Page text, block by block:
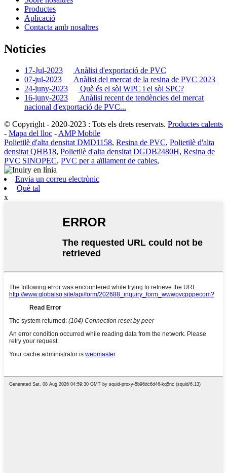
Productes
Aplicació
Contacta amb nosaltres
Notícies
17-Jul-2023
Anàlisi d'exportació de PVC
07-jul-2023
Anàlisi del mercat de la resina de PVC 2023
24-juny-2023
Què és el sòl WPC i el sòl SPC?
16-juny-2023
Anàlisi recent de tendències del mercat
nacional d'exportació de PVC...
© Copyright - 2020-2023 : Tots els drets reservats. Productes calents
- Mapa del lloc - AMP Mobile
Polietilè d'alta densitat DMD1158, Resina de PVC, Polietilè d'alta
densitat QHB18, Polietilè d'alta densitat DGDB2480H, Resina de
PVC SINOPEC, PVC per a aïllament de cables,
Envia un correu electrònic
Què tal
x